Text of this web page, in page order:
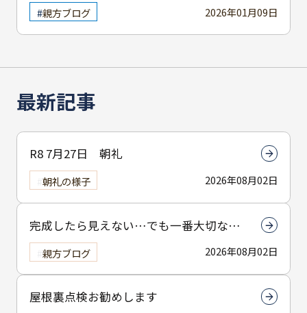
最新記事
R8 7月27日 朝礼
2026年08月02日
朝礼の様子
完成したら見えない…でも一番大切なん
は下塗りです
2026年08月02日
親方ブログ
屋根裏点検お勧めします
2026年01月09日
親方ブログ